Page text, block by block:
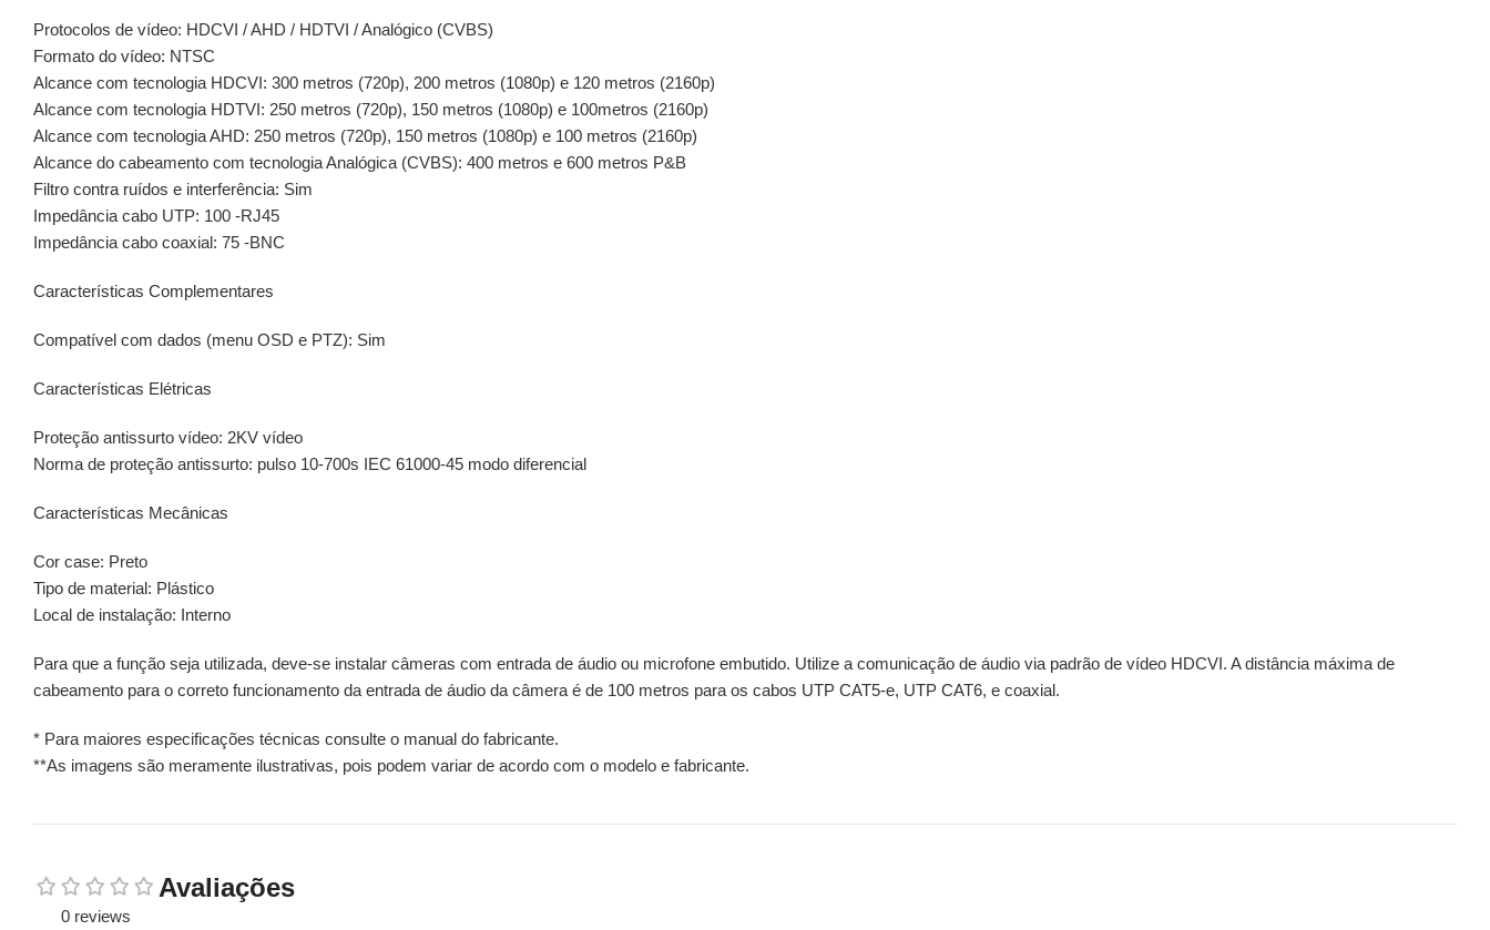
Protocolos de vídeo: HDCVI / AHD / HDTVI / Analógico (CVBS)
Formato do vídeo: NTSC
Alcance com tecnologia HDCVI: 300 metros (720p), 200 metros (1080p) e 120 metros (2160p)
Alcance com tecnologia HDTVI: 250 metros (720p), 150 metros (1080p) e 100metros (2160p)
Alcance com tecnologia AHD: 250 metros (720p), 150 metros (1080p) e 100 metros (2160p)
Alcance do cabeamento com tecnologia Analógica (CVBS): 400 metros e 600 metros P&B
Filtro contra ruídos e interferência: Sim
Impedância cabo UTP: 100 -RJ45
Impedância cabo coaxial: 75 -BNC
Características Complementares
Compatível com dados (menu OSD e PTZ): Sim
Características Elétricas
Proteção antissurto vídeo: 2KV vídeo
Norma de proteção antissurto: pulso 10-700s IEC 61000-45 modo diferencial
Características Mecânicas
Cor case: Preto
Tipo de material: Plástico
Local de instalação: Interno
Para que a função seja utilizada, deve-se instalar câmeras com entrada de áudio ou microfone embutido. Utilize a comunicação de áudio via padrão de vídeo HDCVI. A distância máxima de
cabeamento para o correto funcionamento da entrada de áudio da câmera é de 100 metros para os cabos UTP CAT5-e, UTP CAT6, e coaxial.
* Para maiores especificações técnicas consulte o manual do fabricante.
**As imagens são meramente ilustrativas, pois podem variar de acordo com o modelo e fabricante.
0 reviews
Avaliações